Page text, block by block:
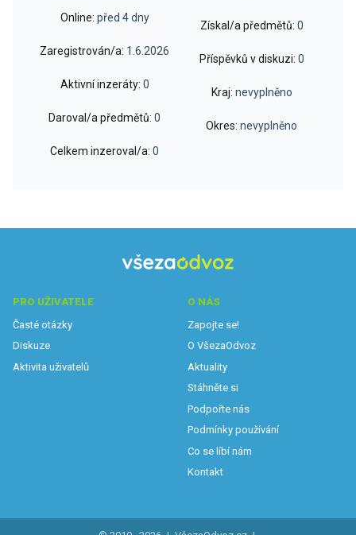
Online: před 4 dny
Zaregistrován/a: 1.6.2026
Aktivní inzeráty: 0
Daroval/a předmětů: 0
Celkem inzeroval/a: 0
Získal/a předmětů: 0
Příspěvků v diskuzi: 0
Kraj: nevyplněno
Okres: nevyplněno
PRO UŽIVATELE
Časté otázky
Diskuze
Aktivita uživatelů
O NÁS
Zapojte se!
O VšezaOdvoz
Aktuality
Stáhněte si
Podpořte nás
Podmínky používání
Co se líbí nám
Kontakt